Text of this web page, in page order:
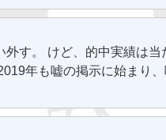
外す。 けど、的中実績は当
年も嘘の掲示に始まり